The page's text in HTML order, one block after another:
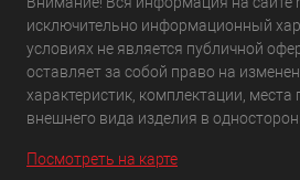
исключительно информационный
условиях не является публичной
оставляет за собой право на
характеристик, комплектации, места
внешнего вида изделия в
Посмотреть на карте